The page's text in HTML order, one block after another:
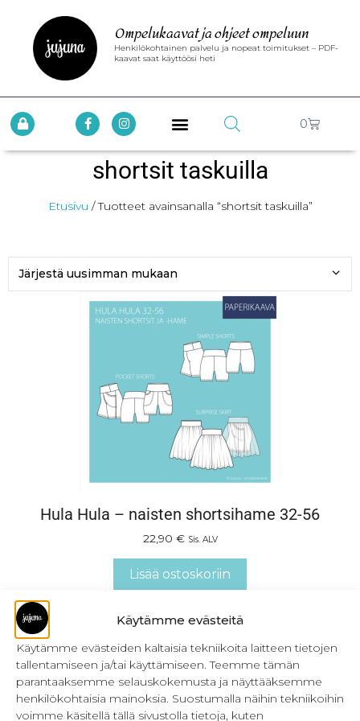
Käytämme evästeitä
Käytämme evästeiden kaltaisia tekniikoita laitteen tietojen
tallentamiseen ja/tai käyttämiseen. Teemme tämän
parantaaksemme selauskokemusta ja näyttääksemme
henkilökohtaisia mainoksia. Suostumalla näihin tekniikoihin
voimme käsitellä tällä sivustolla tietoja, kuten
Ompelukaavat ja ohjeet ompeluun
Henkilökohtainen palvelu ja nopeat toimitukset – PDF-
kaavat saat käyttöösi heti
0
shortsit taskuilla
Etusivu / Tuotteet avainsanalla “shortsit taskuilla”
Hula Hula – naisten shortsihame 32-56
22,90 € Sis. ALV
Lisää ostoskoriin